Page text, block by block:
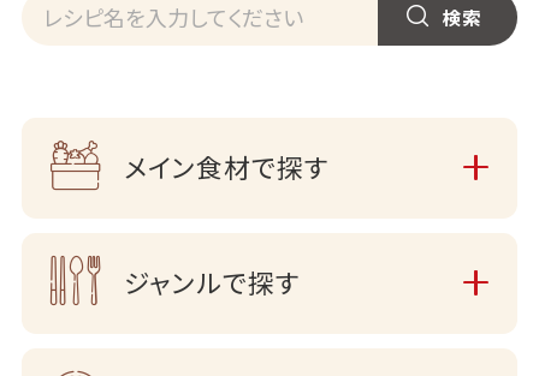
メイン食材で探す
ジャンルで探す